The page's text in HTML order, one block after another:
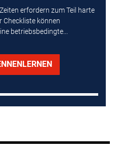
erfordern zum Teil harte
Checkliste können
betriebsbedingte...